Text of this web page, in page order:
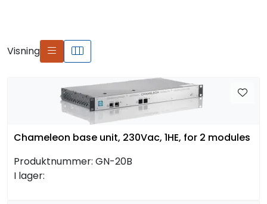
Visning
Chameleon base unit, 230Vac, 1HE, for 2 modules
Produktnummer: GN-20B
I lager: